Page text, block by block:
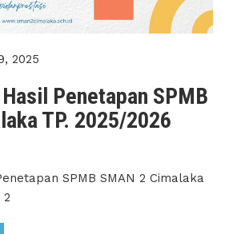
2025
Penetapan SPMB
TP. 2025/2026
SPMB SMAN 2 Cimalaka
2